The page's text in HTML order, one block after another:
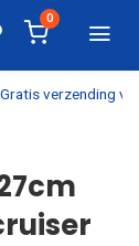
0
Gratis verzending